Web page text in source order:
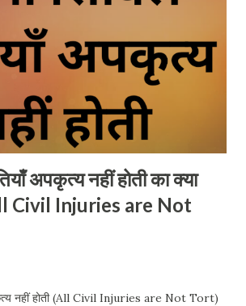
is an...
अपकृत्य नहीं होती का क्या
Civil Injuries are Not
नहीं होती (All Civil Injuries are Not Tort)